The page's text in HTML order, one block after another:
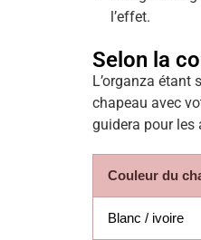
l’effet.
Selon la
L’organza
chapeau avec
guidera pour les
Couleur du
Blanc / ivoire